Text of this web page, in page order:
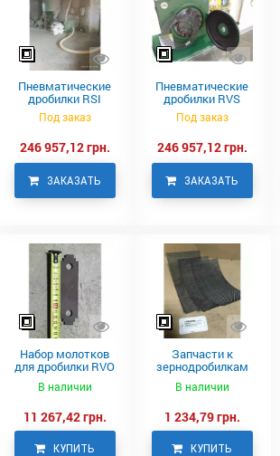
Пневматические
дробилки RSI
Под заказ
246 957,12 грн.
ЗАКАЗАТЬ
Пневматические
дробилки RVS
Под заказ
246 957,12 грн.
ЗАКАЗАТЬ
Набор молотков
для дробилки RVO
Neuero
В наличии
11 267,42 грн.
КУПИТЬ
Запчасти к
зернодробилкам
RVO
В наличии
1 234,79 грн.
КУПИТЬ